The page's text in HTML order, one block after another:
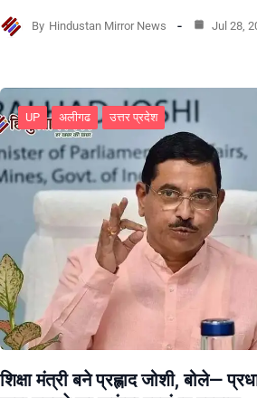
By Hindustan Mirror News Jul 28,
UP अलीगढ उत्तर प्रदेश
शिक्षा मंत्री बने प्रह्लाद जोशी, बोले—